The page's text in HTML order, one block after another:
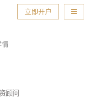
导航
立即开户
情
顾问